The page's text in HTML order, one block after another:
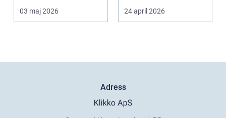
är ett stort st...
03 maj 2026
hållbar livsst...
24 april 2026
Adress